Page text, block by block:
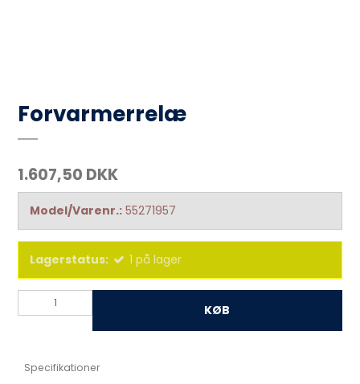
Forvarmerrelæ
1.607,50 DKK
Model/Varenr.: 55271957
Lagerstatus: 1 på lager
KØB
Specifikationer